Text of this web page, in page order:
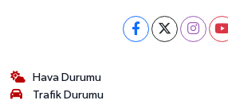
Hava Durumu
Trafik Durumu